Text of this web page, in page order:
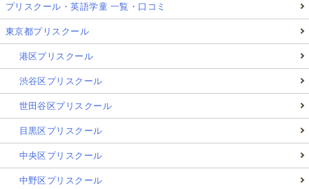
プリスクール・英語学童 一覧・口コミ
東京都プリスクール
港区プリスクール
渋谷区プリスクール
世田谷区プリスクール
目黒区プリスクール
中央区プリスクール
中野区プリスクール